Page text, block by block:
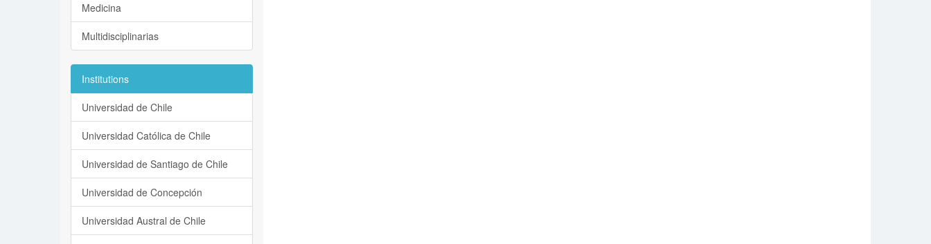
Medicina
Multidisciplinarias
Institutions
Universidad de Chile
Universidad Católica de Chile
Universidad de Santiago de Chile
Universidad de Concepción
Universidad Austral de Chile